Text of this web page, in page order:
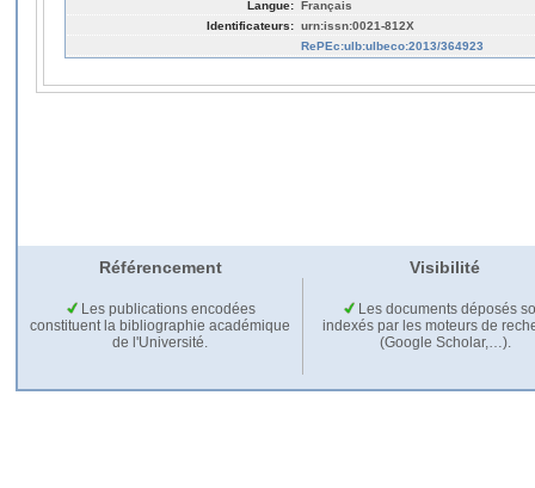
Langue: Français
Identificateurs: urn:issn:0021-812X
RePEc:ulb:ulbeco:2013/364923
Référencement Visibilité
Les publications encodées
constituent la bibliographie académique
de l'Université.
Les documents déposés
indexés par les moteurs de
(Google Scholar,…).